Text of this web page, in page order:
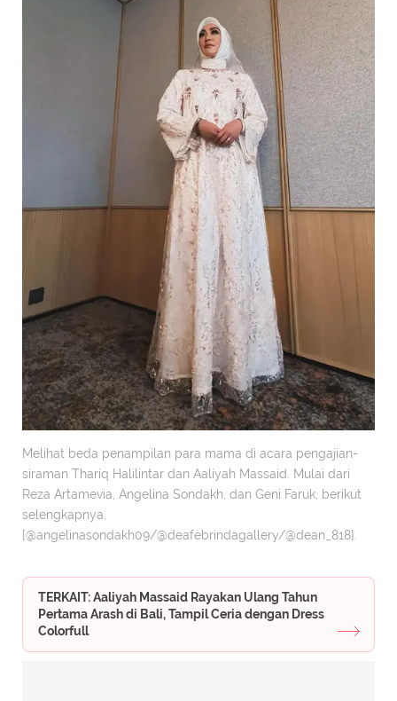
Melihat beda penampilan para mama di acara pengajian-
siraman Thariq Halilintar dan Aaliyah Massaid. Mulai dari
Reza Artamevia, Angelina Sondakh, dan Geni Faruk, berikut
selengkapnya.
[@angelinasondakh09/@deafebrindagallery/@dean_818].
TERKAIT: Aaliyah Massaid Rayakan Ulang Tahun
Pertama Arash di Bali, Tampil Ceria dengan Dress
Colorfull